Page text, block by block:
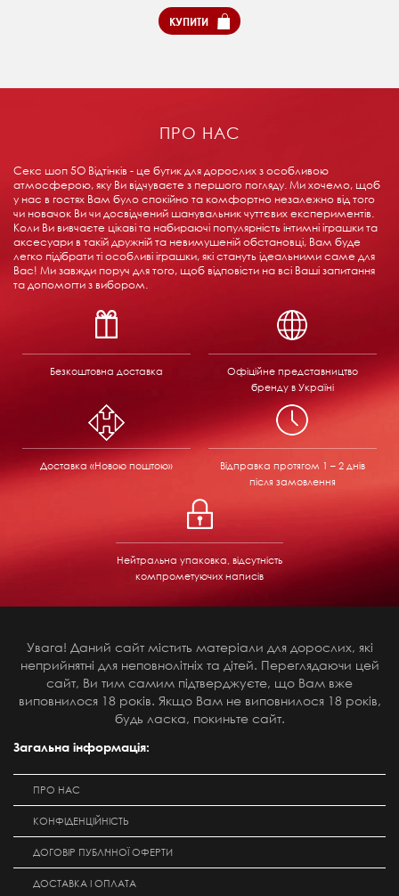
КУПИТИ
ПРО НАС
Секс шоп 5О Відтінків - це бутик для дорослих з особливою
атмосферою, яку Ви відчуваєте з першого погляду. Ми хочемо, щоб
у нас в гостях Вам було спокійно та комфортно незалежно від того
чи новачок Ви чи досвідчений шанувальник чуттєвих експериментів.
Коли Ви вивчаєте цікаві та набираючі популярність інтимні іграшки та
аксесуари в такій дружній та невимушеній обстановці, Вам буде
легко підібрати ті особливі іграшки, які стануть ідеальними саме для
Вас! Ми завжди поруч для того, щоб відповісти на всі Ваші запитання
та допомогти з вибором.
Безкоштовна доставка
Офіційне представництво
бренду в Україні
Доставка «Новою поштою» Відправка протягом 1 – 2 днів
після замовлення
Нейтральна упаковка, відсутність
компрометуючих написів
Увага! Даний сайт містить матеріали для дорослих, які
неприйнятні для неповнолітніх та дітей. Переглядаючи цей
сайт, Ви тим самим підтверджуєте, що Вам вже
виповнилося 18 років. Якщо Вам не виповнилося 18 років,
будь ласка, покиньте сайт.
Загальна інформація:
ПРО НАС
КОНФІДЕНЦІЙНІСТЬ
ДОГОВІР ПУБЛІЧНОЇ ОФЕРТИ
ДОСТАВКА І ОПЛАТА